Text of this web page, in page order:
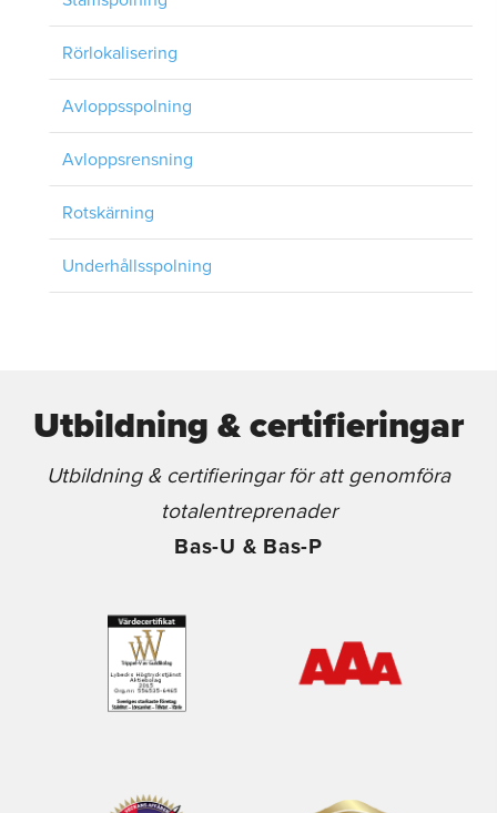
Rörlokalisering
Avloppsspolning
Avloppsrensning
Rotskärning
Underhållsspolning
Utbildning & certifieringar
Utbildning & certifieringar för att genomföra
totalentreprenader
Bas-U & Bas-P